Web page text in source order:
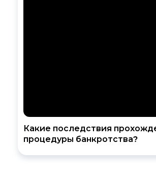
Какие последствия
процедуры банкротства?